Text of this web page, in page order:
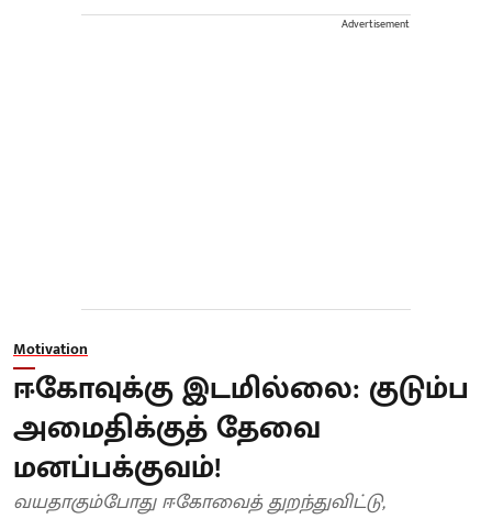
Advertisement
Motivation
ஈகோவுக்கு இடமில்லை: குடும்ப
அமைதிக்குத் தேவை
மனப்பக்குவம்!
வயதாகும்போது ஈகோவைத் துறந்துவிட்டு,